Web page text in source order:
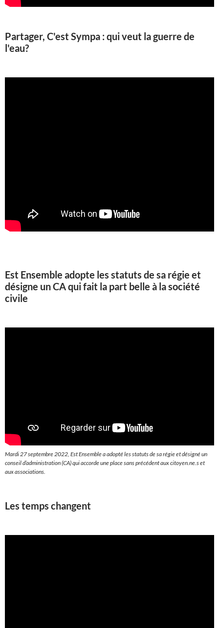
Partager, C'est Sympa : qui veut la guerre de
l'eau?
Est Ensemble adopte les statuts de sa régie et
désigne un CA qui fait la part belle à la société
civile
Mardi 27 septembre 2022, Est Ensemble a adopté les statuts de sa régie et désigné un
conseil d’administration (CA) qui accorde une place sans précédent aux citoyen.ne.s et
aux associations.
Les temps changent